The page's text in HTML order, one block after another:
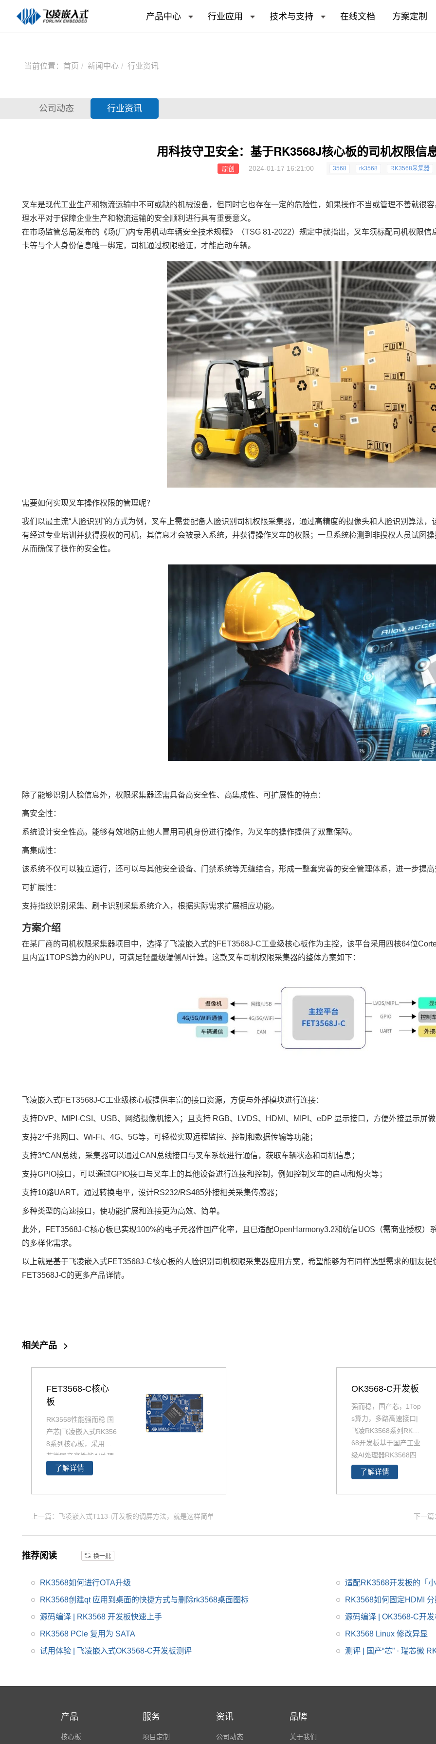
产品中心 行业应用 技术与支持 在线文档 方案定制
当前位置： 首页 新闻中心 行业资讯
公司动态 行业资讯
用科技守卫安全：基于RK3568J核心板的司机权限信
原创 2024-01-17 16:21:00 3568 rk3568 RK3568采集器
叉车是现代工业生产和物流运输中不可或缺的机械设备，但同时它也存在一定的危险性，如果操作不当或管理不善就很
理水平对于保障企业生产和物流运输的安全顺利进行具有重要意义。
在市场监管总局发布的《场(厂)内专用机动车辆安全技术规程》（TSG 81-2022）规定中就指出，叉车须标配司机权限
卡等与个人身份信息唯一绑定，司机通过权限验证，才能启动车辆。
需要如何实现叉车操作权限的管理呢？
我们以最主流“人脸识别”的方式为例，叉车上需要配备人脸识别司机权限采集器，通过高精度的摄像头和人脸识别算法
有经过专业培训并获得授权的司机，其信息才会被录入系统，并获得操作叉车的权限；一旦系统检测到非授权人员试图
从而确保了操作的安全性。
除了能够识别人脸信息外，权限采集器还需具备高安全性、高集成性、可扩展性的特点：
高安全性：
系统设计安全性高。能够有效地防止他人冒用司机身份进行操作，为叉车的操作提供了双重保障。
高集成性：
该系统不仅可以独立运行，还可以与其他安全设备、门禁系统等无缝结合，形成一整套完善的安全管理体系，进一步提
可扩展性：
支持指纹识别采集、刷卡识别采集系统介入，根据实际需求扩展相应功能。
方案介绍
在某厂商的司机权限采集器项目中，选择了飞凌嵌入式的FET3568J-C工业级核心板作为主控，该平台采用四核64位
且内置1TOPS算力的NPU，可满足轻量级端侧AI计算。这款叉车司机权限采集器的整体方案如下：
飞凌嵌入式FET3568J-C工业级核心板提供丰富的接口资源，方便与外部模块进行连接：
支持DVP、MIPI-CSI、USB、网络摄像机接入；且支持 RGB、LVDS、HDMI、MIPI、eDP 显示接口 ，方便外接显示屏
支持2*千兆网 口、Wi-Fi、4G、5G等，可轻松实现远程监控、控制和数据传输等功能；
支持3*CAN总线，采集器可以通过CAN总线接口与叉车系统进行通信，获取车辆状态和司机信息；
支持GPIO接口，可以通过GPIO接口与叉车上的其他设备进行连接和控制，例如控制叉车的启动和熄火等；
支持10路UART，通过转换电平，设计RS232/RS485外接相关采集传感器；
多种类型的高速接口，使功能扩展和连接更为高效、简单。
此外，FET3568J-C核心板已实现100%的电子元器件国产化率，且已适配OpenHarmony3.2和统信UOS（需商业授权）
的多样化需求。
以上就是基于飞凌嵌入式FET3568J-C核心板的人脸识别司机权限采集器应用方案，希望能够为有同样选型需求的朋友
FET3568J-C的更多产品详情。
相关产品 >
FET3568-C核心
板
RK3568性能强而稳 国
产芯|飞凌嵌入式RK356
8系列核心板，采用瑞
芯微国产高性能AI处理
器RK3568设计生产，R
U、NPU、VPU于一
价比在同类产品中具有
的通用型SoC， 飞凌R
工业互联网、HMI、NV
业网关等领域。目前RK
3568系列已经批量稳定
了解详情
OK3568-C开发板
强而稳，国产芯，1Top
s算力，多路高速接口|
飞凌RK3568系列RK35
68开发板基于国产工业
级AI处理器RK3568四
核64位Cortex-A55 处
理器设计。RK3568作
片是一款定位中高端的
芯微RK3568规格书_da
tasheet_数据手册_原
理图等，
了解详情
上一篇：飞凌嵌入式T113-i开发板的调屏方法，就是这样简单 下一篇
推荐阅读 换一批
RK3568如何进行OTA升级 适配RK3568开发板的「
RK3568创建qt 应用到桌面的快捷方式与删除rk3568桌面图标 RK3568如何固定HDMI
源码编译 | RK3568 开发板快速上手 源码编译 | OK3568-C开
RK3568 PCIe 复用为 SATA RK3568 Linux 修改异显
试用体验 | 飞凌嵌入式OK3568-C开发板测评 测评 | 国产“芯” · 瑞芯微
产品
核心板
服务
项目定制
资讯
公司动态
品牌
关于我们